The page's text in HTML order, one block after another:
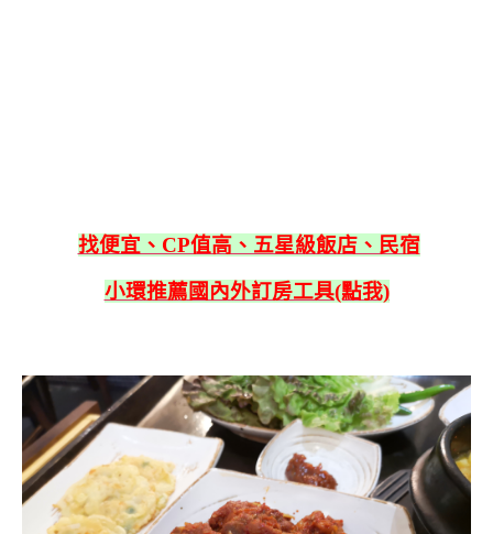
找便宜、CP值高、五星級飯店、民宿
小環推薦國內外訂房工具(點我)